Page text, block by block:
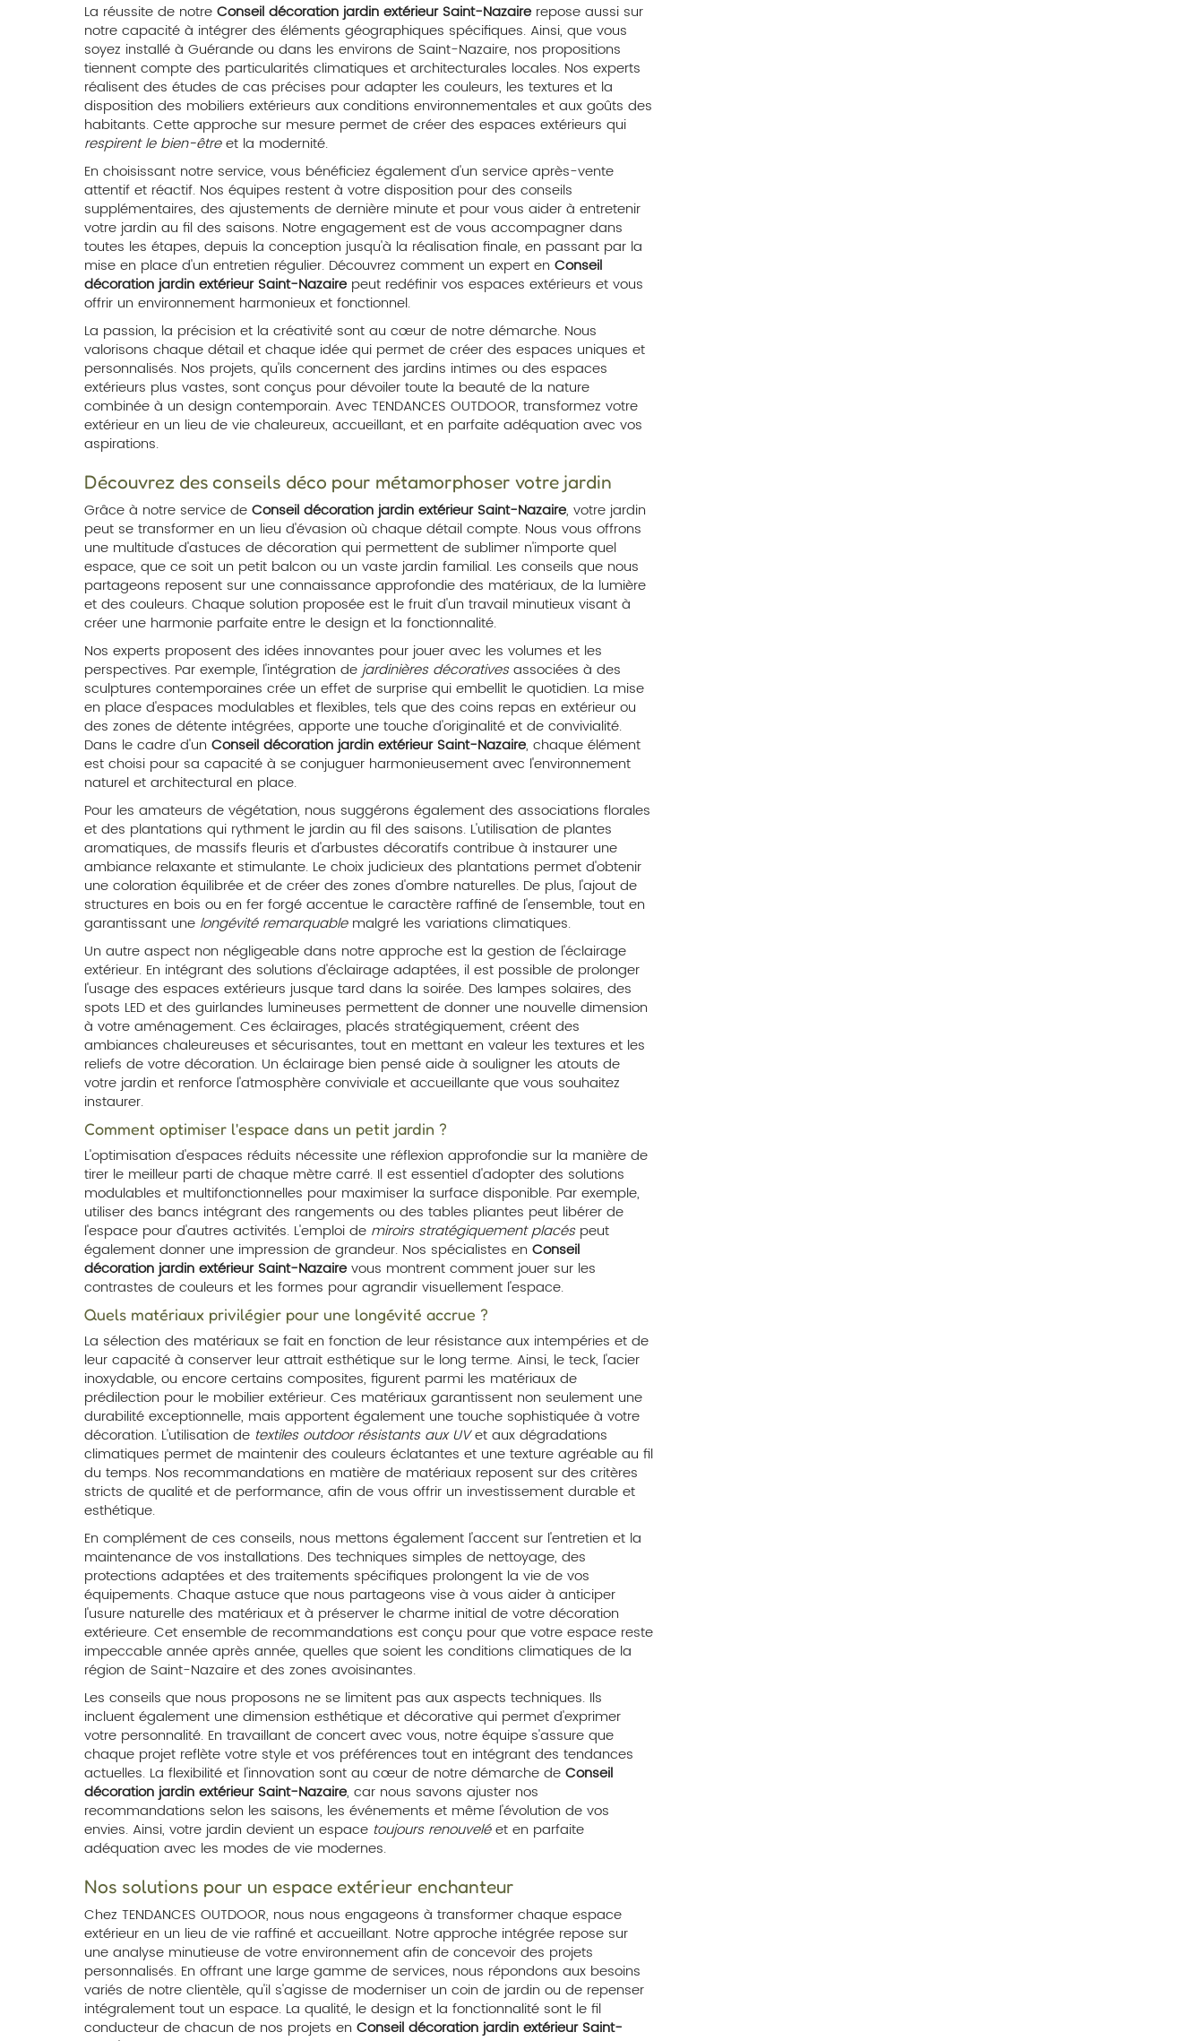
La réussite de notreConseil décoration jardin extérieur Saint-Nazaire repose aussi sur
notre capacité à intégrer des éléments géographiques spécifiques. Ainsi, que vous
soyez installé à Guérande ou dans les environs de Saint-Nazaire, nos propositions
tiennent compte des particularités climatiques et architecturales locales. Nos experts
réalisent des études de cas précises pour adapter les couleurs, les textures et la
disposition des mobiliers extérieurs aux conditions environnementales et aux goûts des
habitants. Cette approche sur mesure permet de créer des espaces extérieurs qui
respirent le bien-êtreet la modernité.
En choisissant notre service, vous bénéficiez également d'un service après-vente
attentif et réactif. Nos équipes restent à votre disposition pour des conseils
supplémentaires, des ajustements de dernière minute et pour vous aider à entretenir
votre jardin au fil des saisons. Notre engagement est de vous accompagner dans
toutes les étapes, depuis la conception jusqu'à la réalisation finale, en passant par la
mise en place d'un entretien régulier. Découvrez comment un expert enConseil
décoration jardin extérieur Saint-Nazaire peut redéfinir vos espaces extérieurs et vous
offrir un environnement harmonieux et fonctionnel.
La passion, la précision et la créativité sont au cœur de notre démarche. Nous
valorisons chaque détail et chaque idée qui permet de créer des espaces uniques et
personnalisés. Nos projets, qu'ils concernent des jardins intimes ou des espaces
extérieurs plus vastes, sont conçus pour dévoiler toute la beauté de la nature
combinée à un design contemporain. Avec TENDANCES OUTDOOR, transformez votre
extérieur en un lieu de vie chaleureux, accueillant, et en parfaite adéquation avec vos
aspirations.
Découvrez des conseils déco pour métamorphoser votre jardin
Grâce à notre service deConseil décoration jardin extérieur Saint-Nazaire, votre jardin
peut se transformer en un lieu d'évasion où chaque détail compte. Nous vous offrons
une multitude d'astuces de décoration qui permettent de sublimer n'importe quel
espace, que ce soit un petit balcon ou un vaste jardin familial. Les conseils que nous
partageons reposent sur une connaissance approfondie des matériaux, de la lumière
et des couleurs. Chaque solution proposée est le fruit d'un travail minutieux visant à
créer une harmonie parfaite entre le design et la fonctionnalité.
Nos experts proposent des idées innovantes pour jouer avec les volumes et les
perspectives. Par exemple, l'intégration dejardinières décorativesassociées à des
sculptures contemporaines crée un effet de surprise qui embellit le quotidien. La mise
en place d'espaces modulables et flexibles, tels que des coins repas en extérieur ou
des zones de détente intégrées, apporte une touche d'originalité et de convivialité.
Dans le cadre d'unConseil décoration jardin extérieur Saint-Nazaire, chaque élément
est choisi pour sa capacité à se conjuguer harmonieusement avec l'environnement
naturel et architectural en place.
Pour les amateurs de végétation, nous suggérons également des associations florales
et des plantations qui rythment le jardin au fil des saisons. L'utilisation de plantes
aromatiques, de massifs fleuris et d'arbustes décoratifs contribue à instaurer une
ambiance relaxante et stimulante. Le choix judicieux des plantations permet d'obtenir
une coloration équilibrée et de créer des zones d'ombre naturelles. De plus, l'ajout de
structures en bois ou en fer forgé accentue le caractère raffiné de l'ensemble, tout en
garantissant une longévité remarquablemalgré les variations climatiques.
Un autre aspect non négligeable dans notre approche est la gestion de l'éclairage
extérieur. En intégrant des solutions d'éclairage adaptées, il est possible de prolonger
l'usage des espaces extérieurs jusque tard dans la soirée. Des lampes solaires, des
spots LED et des guirlandes lumineuses permettent de donner une nouvelle dimension
à votre aménagement. Ces éclairages, placés stratégiquement, créent des
ambiances chaleureuses et sécurisantes, tout en mettant en valeur les textures et les
reliefs de votre décoration. Un éclairage bien pensé aide à souligner les atouts de
votre jardin et renforce l'atmosphère conviviale et accueillante que vous souhaitez
instaurer.
Comment optimiser l'espace dans un petit jardin ?
L'optimisation d'espaces réduits nécessite une réflexion approfondie sur la manière de
tirer le meilleur parti de chaque mètre carré. Il est essentiel d'adopter des solutions
modulables et multifonctionnelles pour maximiser la surface disponible. Par exemple,
utiliser des bancs intégrant des rangements ou des tables pliantes peut libérer de
l'espace pour d'autres activités. L'emploi de miroirs stratégiquement placéspeut
également donner une impression de grandeur. Nos spécialistes enConseil
décoration jardin extérieur Saint-Nazaire vous montrent comment jouer sur les
contrastes de couleurs et les formes pour agrandir visuellement l'espace.
Quels matériaux privilégier pour une longévité accrue ?
La sélection des matériaux se fait en fonction de leur résistance aux intempéries et de
leur capacité à conserver leur attrait esthétique sur le long terme. Ainsi, le teck, l'acier
inoxydable, ou encore certains composites, figurent parmi les matériaux de
prédilection pour le mobilier extérieur. Ces matériaux garantissent non seulement une
durabilité exceptionnelle, mais apportent également une touche sophistiquée à votre
décoration. L'utilisation de textiles outdoor résistants aux UVet aux dégradations
climatiques permet de maintenir des couleurs éclatantes et une texture agréable au fil
du temps. Nos recommandations en matière de matériaux reposent sur des critères
stricts de qualité et de performance, afin de vous offrir un investissement durable et
esthétique.
En complément de ces conseils, nous mettons également l'accent sur l'entretien et la
maintenance de vos installations. Des techniques simples de nettoyage, des
protections adaptées et des traitements spécifiques prolongent la vie de vos
équipements. Chaque astuce que nous partageons vise à vous aider à anticiper
l'usure naturelle des matériaux et à préserver le charme initial de votre décoration
extérieure. Cet ensemble de recommandations est conçu pour que votre espace reste
impeccable année après année, quelles que soient les conditions climatiques de la
région de Saint-Nazaire et des zones avoisinantes.
Les conseils que nous proposons ne se limitent pas aux aspects techniques. Ils
incluent également une dimension esthétique et décorative qui permet d'exprimer
votre personnalité. En travaillant de concert avec vous, notre équipe s'assure que
chaque projet reflète votre style et vos préférences tout en intégrant des tendances
actuelles. La flexibilité et l'innovation sont au cœur de notre démarche deConseil
décoration jardin extérieur Saint-Nazaire, car nous savons ajuster nos
recommandations selon les saisons, les événements et même l'évolution de vos
envies. Ainsi, votre jardin devient un espace toujours renouveléet en parfaite
adéquation avec les modes de vie modernes.
Nos solutions pour un espace extérieur enchanteur
Chez TENDANCES OUTDOOR, nous nous engageons à transformer chaque espace
extérieur en un lieu de vie raffiné et accueillant. Notre approche intégrée repose sur
une analyse minutieuse de votre environnement afin de concevoir des projets
personnalisés. En offrant une large gamme de services, nous répondons aux besoins
variés de notre clientèle, qu'il s'agisse de moderniser un coin de jardin ou de repenser
intégralement tout un espace. La qualité, le design et la fonctionnalité sont le fil
conducteur de chacun de nos projets enConseil décoration jardin extérieur Saint-